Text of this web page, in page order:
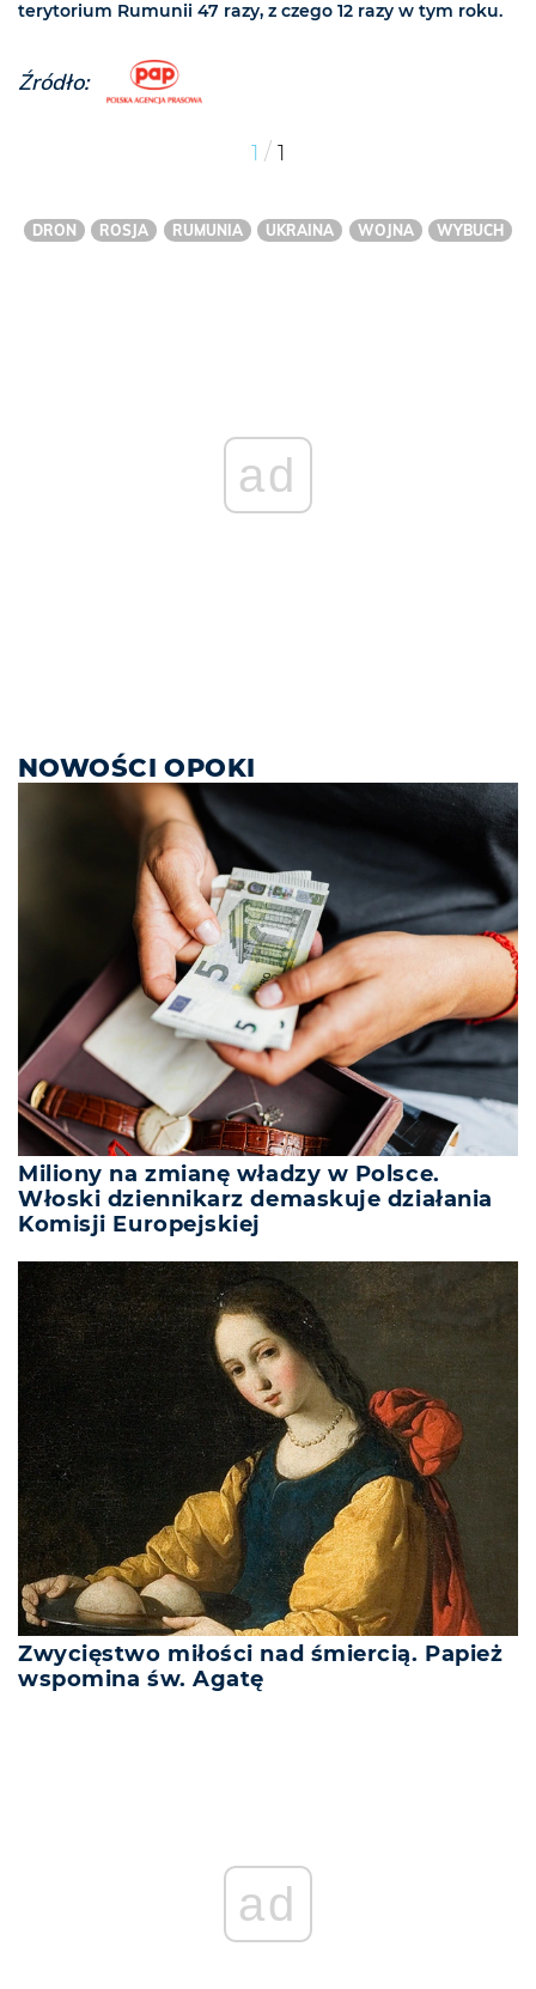
terytorium Rumunii 47 razy, z czego 12 razy w tym roku.
Źródło:
1 / 1
DRON ROSJA RUMUNIA UKRAINA WOJNA WYBUCH
ad
NOWOŚCI OPOKI
Miliony na zmianę władzy w Polsce.
Włoski dziennikarz demaskuje działania
Komisji Europejskiej
Zwycięstwo miłości nad śmiercią. Papież
wspomina św. Agatę
ad